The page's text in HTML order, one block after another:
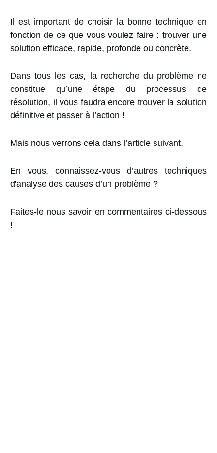
Il est important de choisir la bonne technique en
fonction de ce que vous voulez faire : trouver une
solution efficace, rapide, profonde ou concrète.
Dans tous les cas,
la recherche du problème ne
constitue qu’une étape du processus de
résolution, il vous faudra encore trouver la solution
définitive et passer à l’action !
Mais nous verrons cela dans l’article suivant.
En vous, connaissez-vous d’autres techniques
d'analyse des causes d’un problème ?
Faites-le nous savoir en commentaires ci-dessous
!